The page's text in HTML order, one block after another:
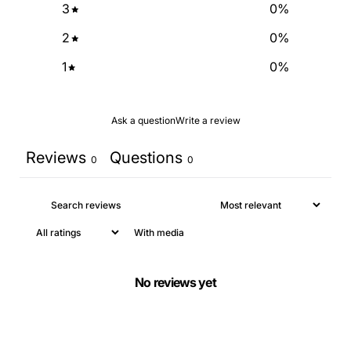
3
0%
2
0%
1
0%
Ask a questionWrite a review
Reviews 0 Questions 0
With media
No reviews yet